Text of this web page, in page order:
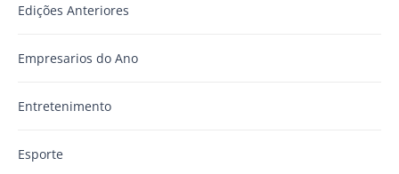
Edições Anteriores
Empresarios do Ano
Entretenimento
Esporte